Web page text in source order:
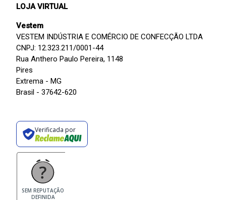
LOJA VIRTUAL
Vestem
VESTEM INDÚSTRIA E COMÉRCIO DE CONFECÇÃO LTDA
CNPJ: 12.323.211/0001-44
Rua Anthero Paulo Pereira, 1148
Pires
Extrema - MG
Brasil - 37642-620
Verificada por
SEM REPUTAÇÃO
DEFINIDA